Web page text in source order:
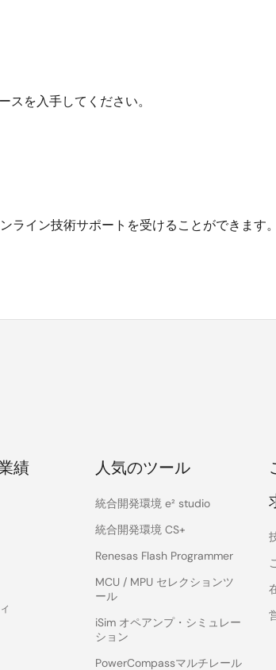
を入手してください。
イン技術サポートを受けることができます。
績 人気のツール
統合開発環境 e² studio
統合開発環境 CS+
Renesas Flash Programmer
MCU / MPU セレクションツ
ール
iSim オペアンプ・シミュレー
ション
PowerCompassマルチレール